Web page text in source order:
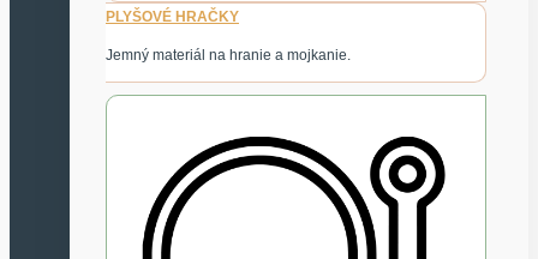
PLYŠOVÉ HRAČKY
Jemný materiál na hranie a mojkanie.